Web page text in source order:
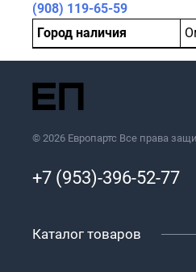
(908) 119-65-59
Город наличия
© 2026 Европартс Все права
+7 (953)-396-52-77
Каталог товаров